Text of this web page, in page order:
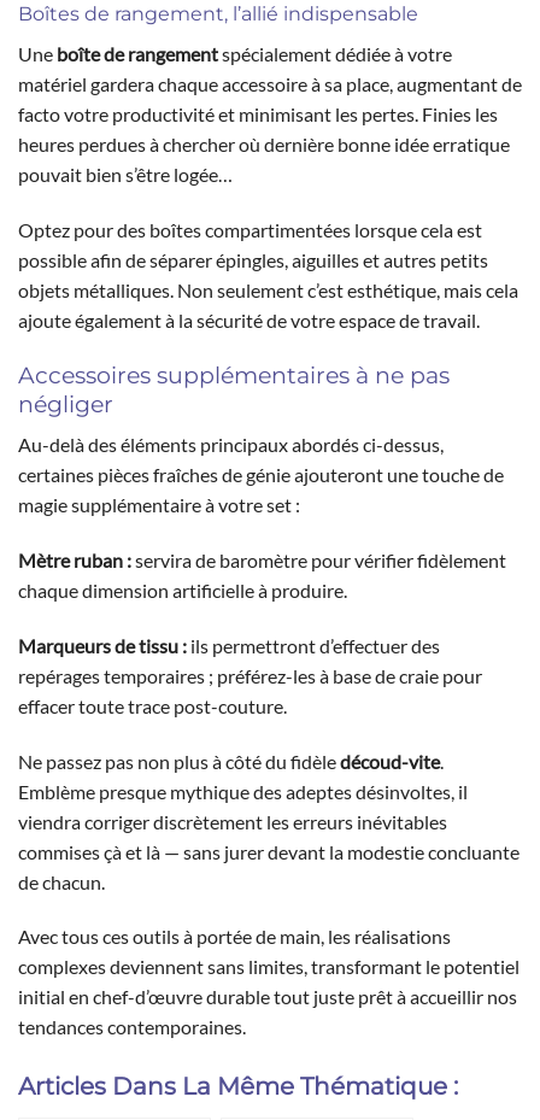
Boîtes de rangement, l’allié indispensable
Une boîte de rangementspécialement dédiée à votre
matériel gardera chaque accessoire à sa place, augmentant de
facto votre productivité et minimisant les pertes. Finies les
heures perdues à chercher où dernière bonne idée erratique
pouvait bien s’être logée…
Optez pour des boîtes compartimentées lorsque cela est
possible afin de séparer épingles, aiguilles et autres petits
objets métalliques. Non seulement c’est esthétique, mais cela
ajoute également à la sécurité de votre espace de travail.
Accessoires supplémentaires à ne pas
négliger
Au-delà des éléments principaux abordés ci-dessus,
certaines pièces fraîches de génie ajouteront une touche de
magie supplémentaire à votre set :
Mètre ruban :servira de baromètre pour vérifier fidèlement
chaque dimension artificielle à produire.
Marqueurs de tissu : ils permettront d’effectuer des
repérages temporaires ; préférez-les à base de craie pour
effacer toute trace post-couture.
Ne passez pas non plus à côté du fidèledécoud-vite.
Emblème presque mythique des adeptes désinvoltes, il
viendra corriger discrètement les erreurs inévitables
commises çà et là — sans jurer devant la modestie concluante
de chacun.
Avec tous ces outils à portée de main, les réalisations
complexes deviennent sans limites, transformant le potentiel
initial en chef-d’œuvre durable tout juste prêt à accueillir nos
tendances contemporaines.
Articles Dans La Même Thématique :